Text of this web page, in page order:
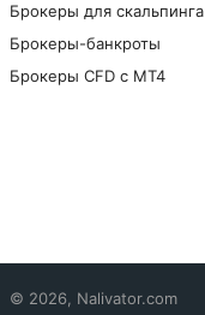
Брокеры для скальпинга
Брокеры-банкроты
Брокеры CFD с МТ4
© 2026, Nalivator.com